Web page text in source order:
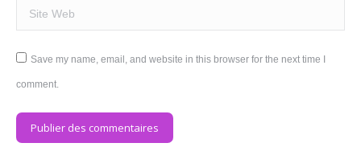
Site Web
Save my name, email, and website in this browser for the next time I
comment.
Publier des commentaires